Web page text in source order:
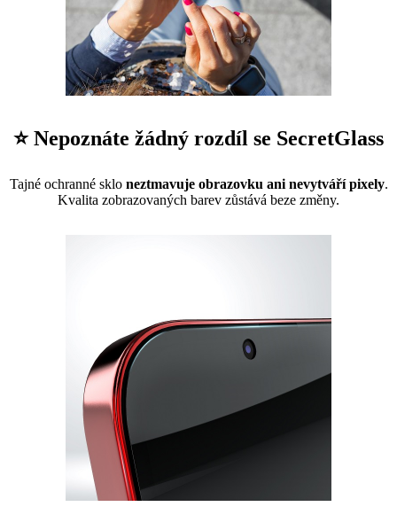
⭐ Nepoznáte žádný rozdíl se SecretGlass
Tajné ochranné sklo neztmavuje obrazovku ani nevytváří pixely.
Kvalita zobrazovaných barev zůstává beze změny.